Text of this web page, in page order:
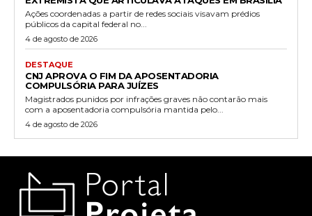
Ações coordenadas a partir de redes sociais visavam prédios
públicos da capital federal no...
4 de agosto de 2026
DESTAQUE
CNJ APROVA O FIM DA APOSENTADORIA
COMPULSÓRIA PARA JUÍZES
Magistrados punidos por infrações graves não contarão mais
com a aposentadoria compulsória mantida pelo...
4 de agosto de 2026